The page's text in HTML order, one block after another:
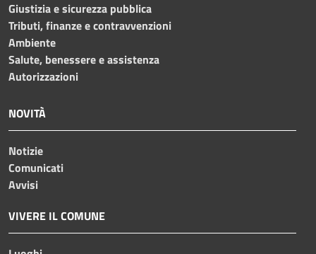
Giustizia e sicurezza pubblica
Tributi, finanze e contravvenzioni
Ambiente
Salute, benessere e assistenza
Autorizzazioni
NOVITÀ
Notizie
Comunicati
Avvisi
VIVERE IL COMUNE